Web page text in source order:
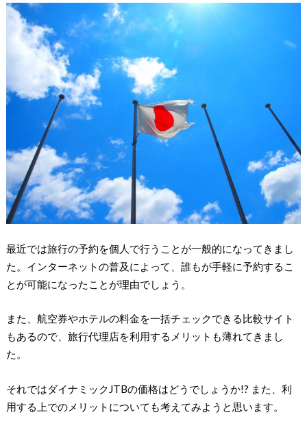
最近では旅行の予約を個人で行うことが一般的になってきまし
た。インターネットの普及によって、誰もが手軽に予約するこ
とが可能になったことが理由でしょう。
また、航空券やホテルの料金を一括チェックできる比較サイト
もあるので、旅行代理店を利用するメリットも薄れてきまし
た。
それではダイナミックJTBの価格はどうでしょうか!? また、利
用する上でのメリットについても考えてみようと思います。